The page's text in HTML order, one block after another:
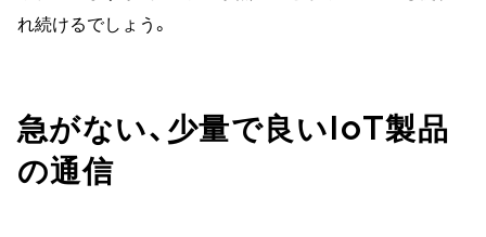
れ続けるでしょう。
急がない、少量で良いIoT製品
の通信